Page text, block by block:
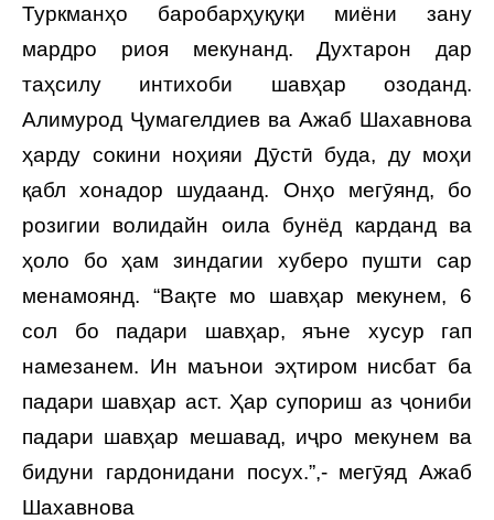
Туркманҳо баробарҳуқуқи миёни зану
мардро риоя мекунанд. Духтарон дар
таҳсилу интихоби шавҳар озоданд.
Алимурод Ҷумагелдиев ва Ажаб Шахавнова
ҳарду сокини ноҳияи Дӯстӣ буда, ду моҳи
қабл хонадор шудаанд. Онҳо мегӯянд, бо
розигии волидайн оила бунёд карданд ва
ҳоло бо ҳам зиндагии хуберо пушти сар
менамоянд. “Вақте мо шавҳар мекунем, 6
сол бо падари шавҳар, яъне хусур гап
намезанем. Ин маънои эҳтиром нисбат ба
падари шавҳар аст. Ҳар супориш аз ҷониби
падари шавҳар мешавад, иҷро мекунем ва
бидуни гардонидани посух.”,- мегӯяд Ажаб
Шахавнова